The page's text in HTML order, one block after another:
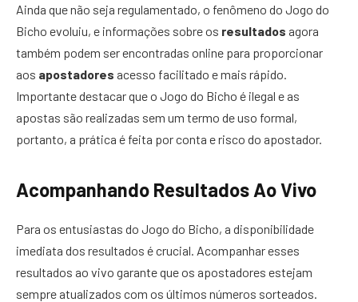
Ainda que não seja regulamentado, o fenômeno do Jogo do
Bicho evoluiu, e informações sobre os resultados agora
também podem ser encontradas online para proporcionar
aos apostadores acesso facilitado e mais rápido.
Importante destacar que o Jogo do Bicho é ilegal e as
apostas são realizadas sem um termo de uso formal,
portanto, a prática é feita por conta e risco do apostador.
Acompanhando Resultados Ao Vivo
Para os entusiastas do Jogo do Bicho, a disponibilidade
imediata dos resultados é crucial. Acompanhar esses
resultados ao vivo garante que os apostadores estejam
sempre atualizados com os últimos números sorteados.